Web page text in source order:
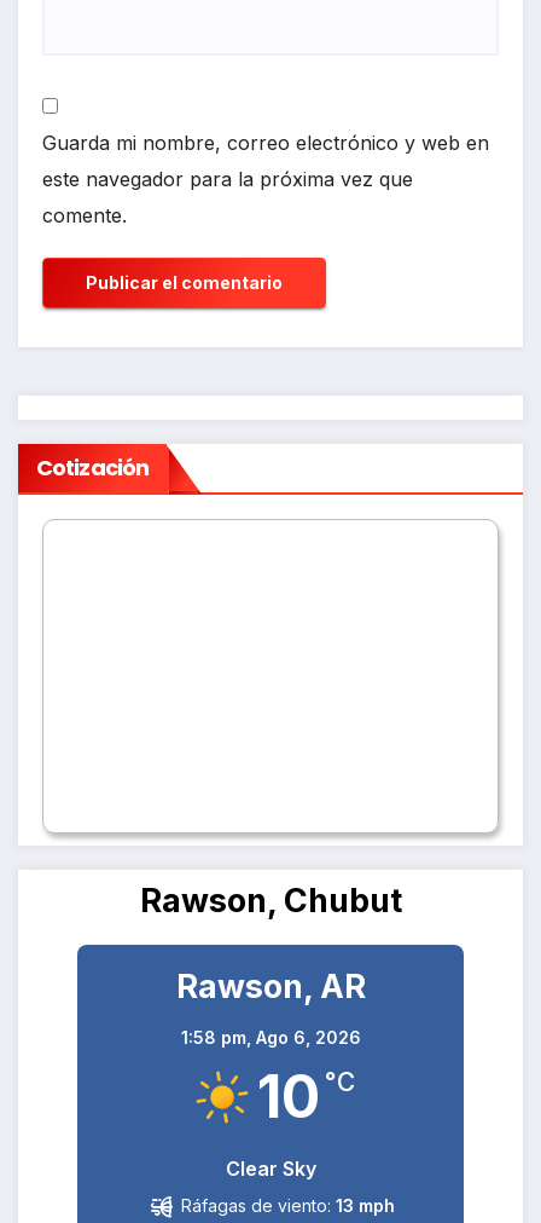
Guarda mi nombre, correo electrónico y web en
este navegador para la próxima vez que
comente.
Cotización
Rawson, Chubut
Rawson, AR
1:58 pm, Ago 6, 2026
10 °C
Clear Sky
Ráfagas de viento: 13 mph